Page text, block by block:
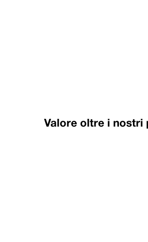
Valore oltre i nostri